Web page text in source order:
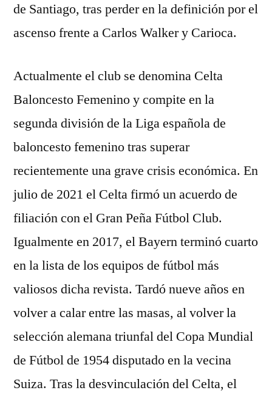
de Santiago, tras perder en la definición por el
ascenso frente a Carlos Walker y Carioca.
Actualmente el club se denomina Celta
Baloncesto Femenino y compite en la
segunda división de la Liga española de
baloncesto femenino tras superar
recientemente una grave crisis económica. En
julio de 2021 el Celta firmó un acuerdo de
filiación con el Gran Peña Fútbol Club.
Igualmente en 2017, el Bayern terminó cuarto
en la lista de los equipos de fútbol más
valiosos dicha revista. Tardó nueve años en
volver a calar entre las masas, al volver la
selección alemana triunfal del Copa Mundial
de Fútbol de 1954 disputado en la vecina
Suiza. Tras la desvinculación del Celta, el